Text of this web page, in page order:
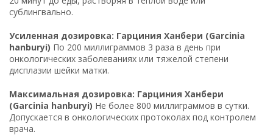
сублингвально.
Усиленная дозировка: Гарциния Ханбери (Garcinia
hanburyi) По 200 миллиграммов 3 раза в день при
онкологических заболеваниях или тяжелой степени
дисплазии шейки матки.
Максимальная дозировка: Гарциния Ханбери
(Garcinia hanburyi) Не более 800 миллиграммов в сутки.
Допускается в онкологических протоколах под контролем
врача.